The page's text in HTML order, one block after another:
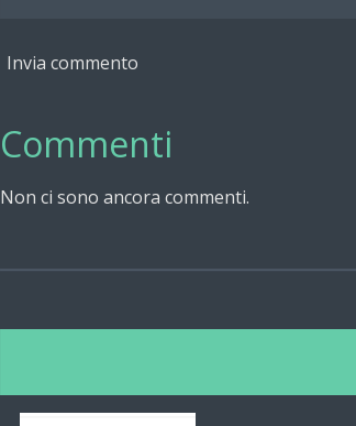
Invia commento
Commenti
Non ci sono ancora commenti.